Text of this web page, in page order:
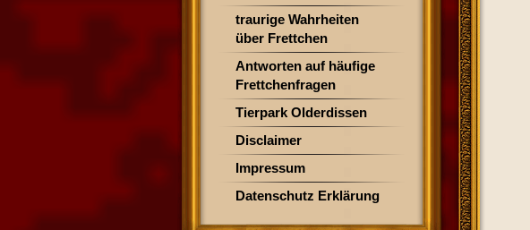
traurige Wahrheiten
über Frettchen
Antworten auf häufige
Frettchenfragen
Tierpark Olderdissen
Disclaimer
Impressum
Datenschutz Erklärung